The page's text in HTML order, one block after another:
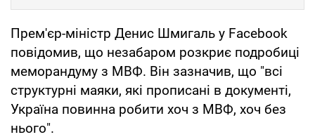
Прем'єр-міністр Денис Шмигаль у Facebook
повідомив, що незабаром розкриє подробиці
меморандуму з МВФ. Він зазначив, що "всі
структурні маяки, які прописані в документі,
Україна повинна робити хоч з МВФ, хоч без
нього".